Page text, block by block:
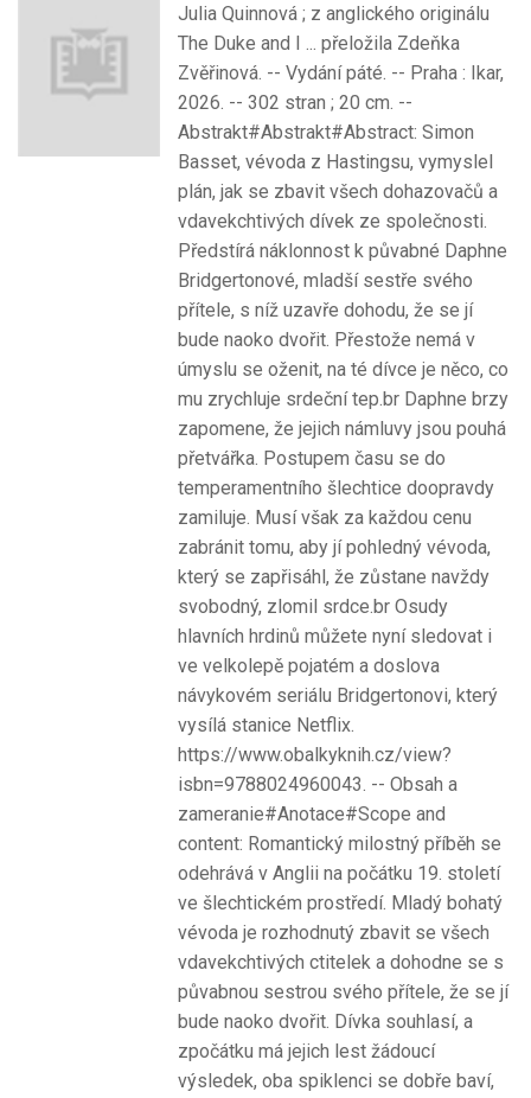
Julia Quinnová ; z anglického originálu
The Duke and I ... přeložila Zdeňka
Zvěřinová. -- Vydání páté. -- Praha : Ikar,
2026. -- 302 stran ; 20 cm. --
Abstrakt#Abstrakt#Abstract: Simon
Basset, vévoda z Hastingsu, vymyslel
plán, jak se zbavit všech dohazovačů a
vdavekchtivých dívek ze společnosti.
Předstírá náklonnost k půvabné Daphne
Bridgertonové, mladší sestře svého
přítele, s níž uzavře dohodu, že se jí
bude naoko dvořit. Přestože nemá v
úmyslu se oženit, na té dívce je něco, co
mu zrychluje srdeční tep.br Daphne brzy
zapomene, že jejich námluvy jsou pouhá
přetvářka. Postupem času se do
temperamentního šlechtice doopravdy
zamiluje. Musí však za každou cenu
zabránit tomu, aby jí pohledný vévoda,
který se zapřisáhl, že zůstane navždy
svobodný, zlomil srdce.br Osudy
hlavních hrdinů můžete nyní sledovat i
ve velkolepě pojatém a doslova
návykovém seriálu Bridgertonovi, který
vysílá stanice Netflix.
https://www.obalkyknih.cz/view?
isbn=9788024960043. -- Obsah a
zameranie#Anotace#Scope and
content: Romantický milostný příběh se
odehrává v Anglii na počátku 19. století
ve šlechtickém prostředí. Mladý bohatý
vévoda je rozhodnutý zbavit se všech
vdavekchtivých ctitelek a dohodne se s
půvabnou sestrou svého přítele, že se jí
bude naoko dvořit. Dívka souhlasí, a
zpočátku má jejich lest žádoucí
výsledek, oba spiklenci se dobře baví,